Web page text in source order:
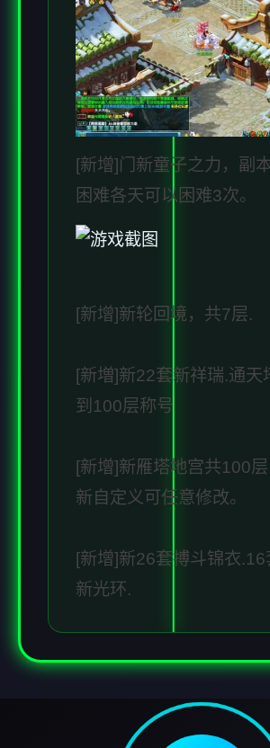
[新增]门新童子之力，副
困难各天可以困难3次。
[新增]新轮回境，共7层.
[新増]新22套新祥瑞.通天
到100层称号
[新增]新雁塔地宫共100
新自定义可任意修改。
[新增]新26套搏斗锦衣.16
新光环.